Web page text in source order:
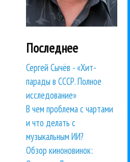
Последнее
Сергей Сычёв - «Хит-
парады в СССР. Полное
исследование»
В чем проблема с чартами
и что делать с
музыкальным ИИ?
Обзор киноновинок: